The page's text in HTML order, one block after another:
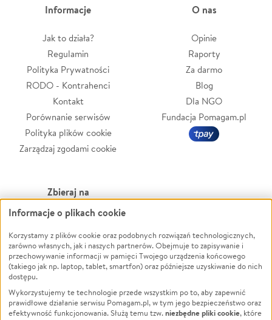
Informacje
Jak to działa?
Regulamin
Polityka Prywatności
RODO - Kontrahenci
Kontakt
Porównanie serwisów
Polityka plików cookie
Zarządzaj zgodami cookie
O nas
Opinie
Raporty
Za darmo
Blog
Dla NGO
Fundacja Pomagam.pl
Zbieraj na
Leczenie
Zwierzęta
Pożar
Ukraina
Pomoc Finansowa
Projekty
Powódź
Wichura
NGO
Edukacja
Podróż
Informacje o plikach cookie
Korzystamy z plików cookie oraz podobnych rozwiązań technologicznych,
zarówno własnych, jak i naszych partnerów. Obejmuje to zapisywanie i
przechowywanie informacji w pamięci Twojego urządzenia końcowego
(takiego jak np. laptop, tablet, smartfon) oraz późniejsze uzyskiwanie do nich
dostępu.
Wykorzystujemy te technologie przede wszystkim po to, aby zapewnić
prawidłowe działanie serwisu Pomagam.pl, w tym jego bezpieczeństwo oraz
efektywność funkcjonowania. Służą temu tzw.niezbędne pliki cookie, które